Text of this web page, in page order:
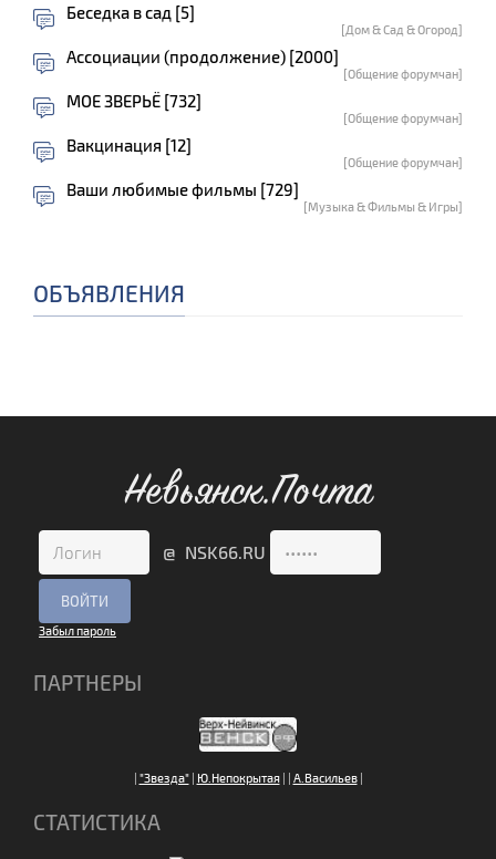
Беседка в сад [5]
[Дом & Сад & Огород]
Ассоциации (продолжение) [2000]
[Общение форумчан]
МОЕ ЗВЕРЬЁ [732]
[Общение форумчан]
Вакцинация [12]
[Общение форумчан]
Ваши любимые фильмы [729]
[Музыка & Фильмы & Игры]
ОБЪЯВЛЕНИЯ
Невьянск.Почта
@ NSK66.RU
Забыл пароль
ПАРТНЕРЫ
| "Звезда"| Ю.Непокрытая| | А.Васильев|
СТАТИСТИКА